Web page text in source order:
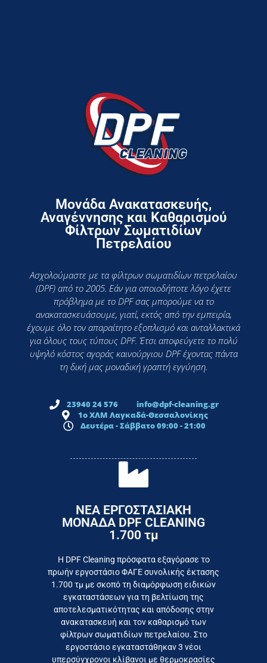
Μονάδα Ανακατασκευής,
Αναγέννησης και Καθαρισμού
Φίλτρων Σωματιδίων
Πετρελαίου
Ασχολούμαστε με τα φίλτρων σωματιδίων πετρελαίου
(DPF) από το 2005. Εάν για οποιοδήποτε λόγο έχετε
πρόβλημα με το DPF σας μπορούμε να το
ανακατασκευάσουμε, γιατί, εκτός από την εμπειρία,
έχουμε όλο τον απαραίτητο εξοπλισμό και ανταλλακτικά
για όλους τους τύπους DPF. Έτσι αποφεύγετε το πολύ
υψηλό κόστος αγοράς καινούργιου DPF έχοντας πάντα
τη δική μας μοναδική γραπτή εγγύηση.
23940 24 576
info@dpf-cleaning.gr
1ο ΧΛΜ Λαγκαδά-Θεσσαλονίκης
Δευτέρα - Σάββατο 09:00 - 21:00
ΝΕΑ ΕΡΓΟΣΤΑΣΙΑΚΗ
ΜΟΝΑΔΑ DPF CLEANING
1.700 τμ
Η DPF Cleaning πρόσφατα εξαγόρασε το
πρωήν εργοστάσιο ΦΑΓΕ συνολικής έκτασης
1.700 τμ με σκοπό τη διαμόρφωση ειδικών
εγκαταστάσεων για τη βελτίωση της
αποτελεσματικότητας και απόδοσης στην
ανακατασκευή και τον καθαρισμό των
φίλτρων σωματιδίων πετρελαίου. Στο
εργοστάσιο εγκαταστάθηκαν 3 νέοι
υπερσύγχρονοι κλίβανοι με θερμοκρασίες
Εργαζόμαστε καθημερινά για
το συμφέρον του τελικού
καταναλωτή